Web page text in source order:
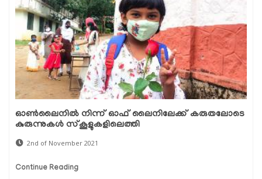
ഓണ്‍ലൈനില്‍ നിന്ന് ഓഫ് ലൈനിലേക്ക് കരുതലോടെ
കുരുന്നുകള്‍ സ്‌കൂളുകളിലെത്തി
2nd of November 2021
Continue Reading